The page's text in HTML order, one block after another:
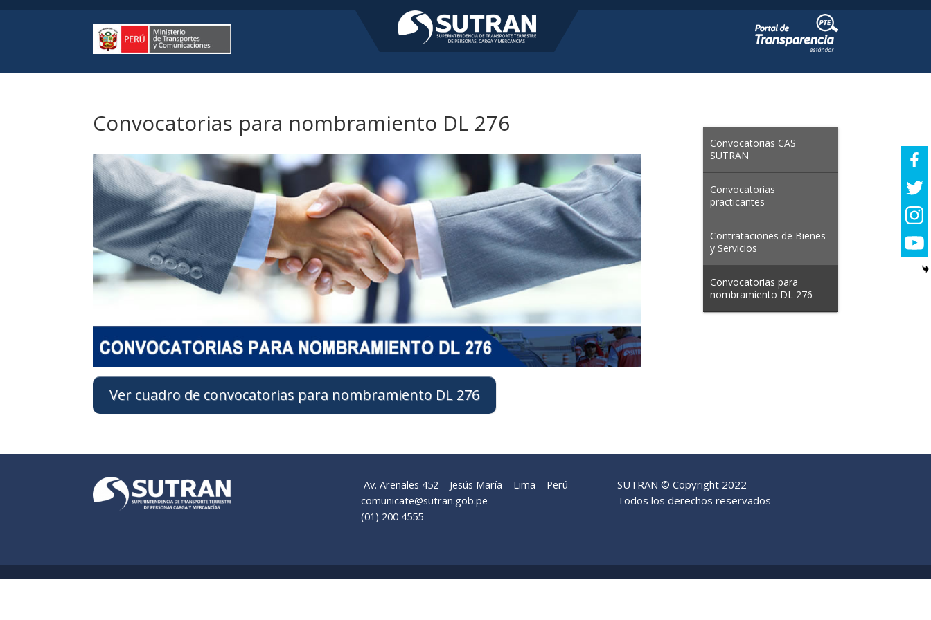
Convocatorias para nombramiento DL 276
Ver cuadro de convocatorias para nombramiento DL 276
Convocatorias CAS
SUTRAN
Convocatorias
practicantes
Contrataciones de Bienes
y Servicios
Convocatorias para
nombramiento DL 276
Av. Arenales 452 – Jesús María – Lima – Perú
comunicate@sutran.gob.pe
(01) 200 4555
SUTRAN © Copyright 2022
Todos los derechos reservados